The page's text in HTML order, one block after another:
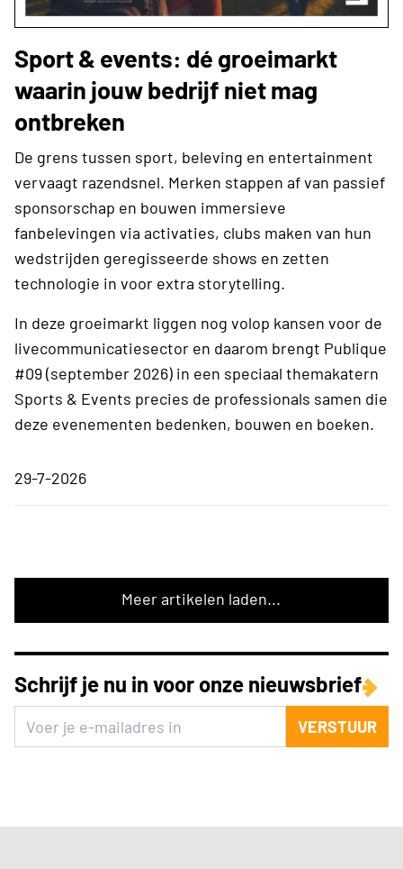
Sport & events: dé groeimarkt
waarin jouw bedrijf niet mag
ontbreken
De grens tussen sport, beleving en entertainment
vervaagt razendsnel. Merken stappen af van passief
sponsorschap en bouwen immersieve
fanbelevingen via activaties, clubs maken van hun
wedstrijden geregisseerde shows en zetten
technologie in voor extra storytelling.
In deze groeimarkt liggen nog volop kansen voor de
livecommunicatiesector en daarom brengt Publique
#09 (september 2026) in een speciaal themakatern
Sports & Events precies de professionals samen die
deze evenementen bedenken, bouwen en boeken.
29-7-2026
Meer artikelen laden...
Schrijf je nu in voor onze nieuwsbrief
VERSTUUR